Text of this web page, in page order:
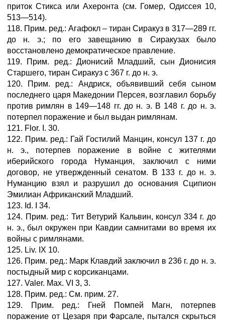
приток Стикса или Ахеронта (см. Гомер, Одиссея 10,
513—514).
118. Прим. ред.: Агафокл – тиран Сиракуз в 317—289 гг.
до н. э.; по его завещанию в Сиракузах было
восстановлено демократическое правление.
119. Прим. ред.: Дионисий Младший, сын Дионисия
Старшего, тиран Сиракуз с 367 г. до н. э.
120. Прим. ред.: Андриск, объявивший себя сыном
последнего царя Македонии Персея, возглавил борьбу
против римлян в 149—148 гг. до н. э. В 148 г. до н. э.
потерпел поражение и был выдан римлянам.
121. Flor. I. 30.
122. Прим. ред.: Гай Гостилий Манцин, консул 137 г. до
н. э., потерпев поражение в войне с жителями
иберийского города Нуманция, заключил с ними
договор, не утвержденный сенатом. В 133 г. до н. э.
Нуманцию взял и разрушил до основания Сципион
Эмилиан Африканский Младший.
123. Id. I 34.
124. Прим. ред.: Тит Ветурий Кальвин, консул 334 г. до
н. э., был окружен при Кавдии самнитами во время их
войны с римлянами.
125. Liv. IX 10.
126. Прим. ред.: Марк Клавдий заключил в 236 г. до н. э.
постыдный мир с корсиканцами.
127. Valer. Мах. VI 3, 3.
128. Прим. ред.: См. прим. 27.
129. Прим. ред.: Гней Помпей Магн, потерпев
поражение от Цезаря при Фарсале, пытался скрыться